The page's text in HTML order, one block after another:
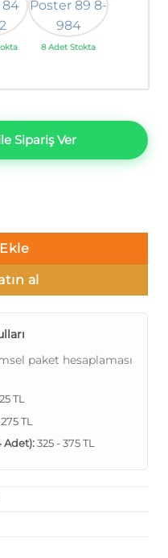
8 Adet Stokta
Sipariş Ver
al
paket hesaplaması
TL
TL
Adet):325 - 375 TL